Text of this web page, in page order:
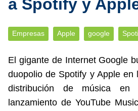
a Spotify y
Empresas Apple google
El gigante de Internet Google
duopolio de Spotify y Apple en
distribución de música en
lanzamiento de YouTube